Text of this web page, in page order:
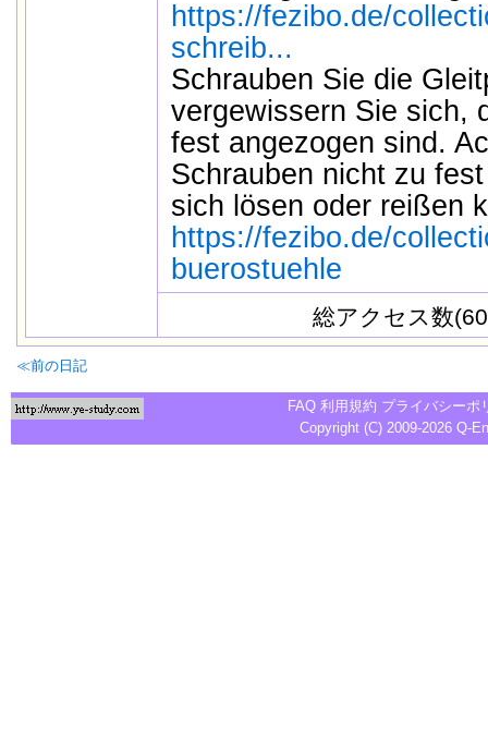
https://fezibo.de/
schreib...
Schrauben Sie die
vergewissern Sie sich,
fest angezogen sind.
Schrauben nicht zu
sich lösen oder reißen
https://fezibo.de/
buerostuehle
総アクセス数
≪前の日記
FAQ 利用規約 プライバシーポ
Copyright (C) 2009-2026 Q-